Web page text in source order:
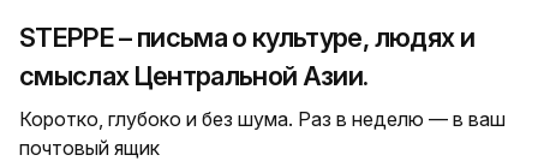
STEPPE – письма о культуре, людях и
смыслах Центральной Азии.
Коротко, глубоко и без шума. Раз в неделю — в ваш
почтовый ящик